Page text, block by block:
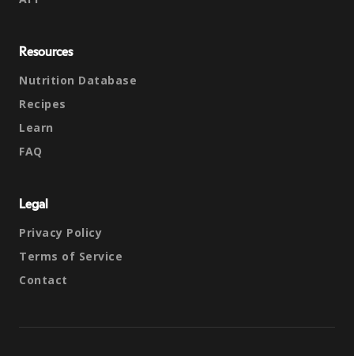
Resources
Nutrition Database
Recipes
Learn
FAQ
Legal
Privacy Policy
Terms of Service
Contact